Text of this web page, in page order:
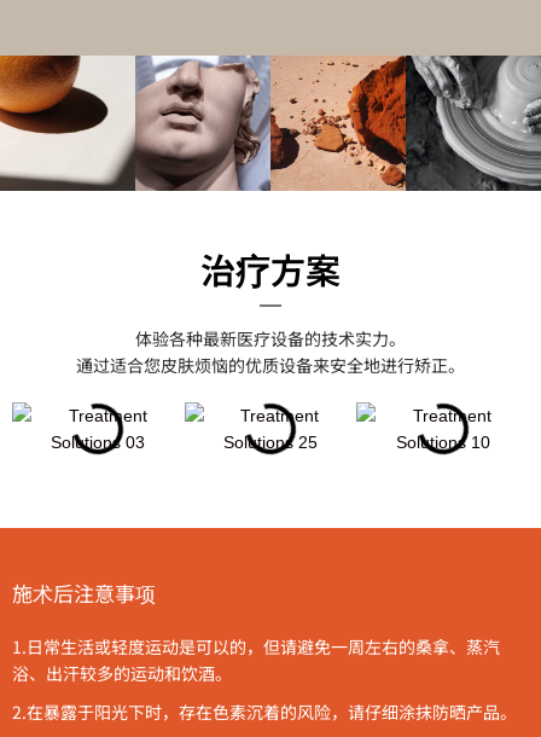
治疗方案
体验各种最新医疗设备的技术实力。
通过适合您皮肤烦恼的优质设备来安全地进行矫正。
施术后注意事项
1.日常生活或轻度运动是可以的，但请避免一周左右的桑拿、蒸汽
浴、出汗较多的运动和饮酒。
2.在暴露于阳光下时，存在色素沉着的风险，请仔细涂抹防晒产品。